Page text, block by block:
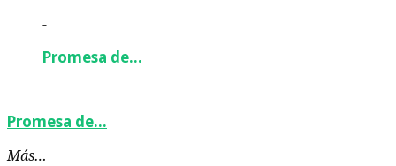
-
Promesa de…
Promesa de…
Más…